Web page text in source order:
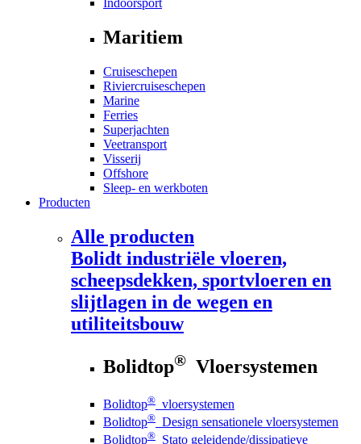
Maritiem
Cruiseschepen
Riviercruiseschepen
Marine
Ferries
Superjachten
Veetransport
Visserij
Offshore
Sleep- en werkboten
Producten
Alle producten
Bolidt industriële vloeren,
scheepsdekken, sportvloeren en
slijtlagen in de wegen en
utiliteitsbouw
Bolidtop® Vloersystemen
Bolidtop® vloersystemen
Bolidtop® Design sensationele vloersystemen
Bolidtop® Stato geleidende/dissipatieve